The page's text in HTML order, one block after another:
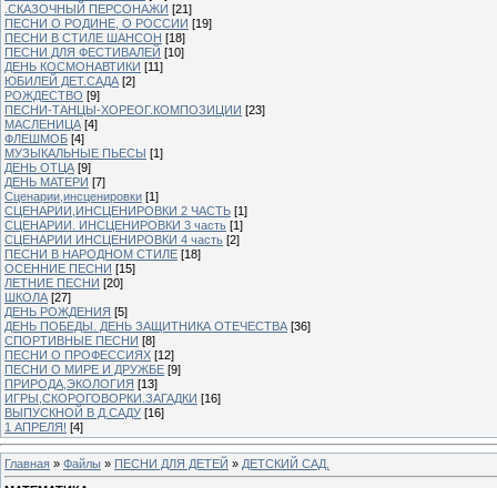
.СКАЗОЧНЫЙ ПЕРСОНАЖИ [21]
ПЕСНИ О РОДИНЕ, О РОССИИ [19]
ПЕСНИ В СТИЛЕ ШАНСОН [18]
ПЕСНИ ДЛЯ ФЕСТИВАЛЕЙ [10]
ДЕНЬ КОСМОНАВТИКИ [11]
ЮБИЛЕЙ ДЕТ.САДА [2]
РОЖДЕСТВО [9]
ПЕСНИ-ТАНЦЫ-ХОРЕОГ.КОМПОЗИЦИИ [23]
МАСЛЕНИЦА [4]
ФЛЕШМОБ [4]
МУЗЫКАЛЬНЫЕ ПЬЕСЫ [1]
ДЕНЬ ОТЦА [9]
ДЕНЬ МАТЕРИ [7]
Сценарии,инсценировки [1]
СЦЕНАРИИ,ИНСЦЕНИРОВКИ 2 ЧАСТЬ [1]
СЦЕНАРИИ. ИНСЦЕНИРОВКИ 3 часть [1]
СЦЕНАРИИ ИНСЦЕНИРОВКИ 4 часть [2]
ПЕСНИ В НАРОДНОМ СТИЛЕ [18]
ОСЕННИЕ ПЕСНИ [15]
ЛЕТНИЕ ПЕСНИ [20]
ШКОЛА [27]
ДЕНЬ РОЖДЕНИЯ [5]
ДЕНЬ ПОБЕДЫ. ДЕНЬ ЗАЩИТНИКА ОТЕЧЕСТВА [36]
СПОРТИВНЫЕ ПЕСНИ [8]
ПЕСНИ О ПРОФЕССИЯХ [12]
ПЕСНИ О МИРЕ И ДРУЖБЕ [9]
ПРИРОДА,ЭКОЛОГИЯ [13]
ИГРЫ,СКОРОГОВОРКИ.ЗАГАДКИ [16]
ВЫПУСКНОЙ В Д.САДУ [16]
1 АПРЕЛЯ! [4]
Главная » Файлы » ПЕСНИ ДЛЯ ДЕТЕЙ » ДЕТСКИЙ САД.